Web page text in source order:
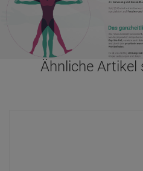
Ähnliche Artikel